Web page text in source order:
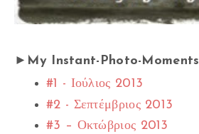
►My Instant-Photo-Moments
#1 - Ιούλιος 2013
#2 - Σεπτέμβριος 2013
#3 – Οκτώβριος 2013